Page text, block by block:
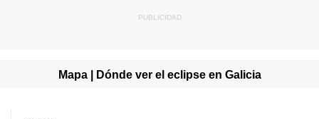
Mapa | Dónde ver el eclipse en Galicia